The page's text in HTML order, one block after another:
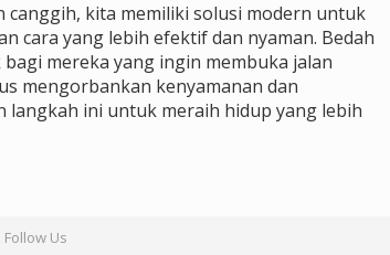
canggih, kita memiliki solusi modern untuk
cara yang lebih efektif dan nyaman. Bedah
mereka yang ingin membuka jalan
mengorbankan kenyamanan dan
langkah ini untuk meraih hidup yang lebih
Follow Us